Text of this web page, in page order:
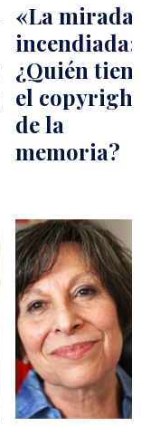
«La mirada
¿Quién
el copyright
de la
memoria?